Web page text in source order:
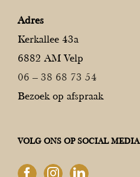
Adres
Kerkallee 43a
6882 AM Velp
06 – 38 68 73 54
Bezoek op afspraak
VOLG ONS OP SOCIAL MEDIA